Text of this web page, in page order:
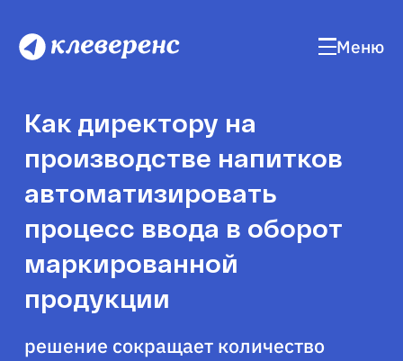
Меню
Как директору на
производстве напитков
автоматизировать
процесс ввода в оборот
маркированной
продукции
решение сокращает количество